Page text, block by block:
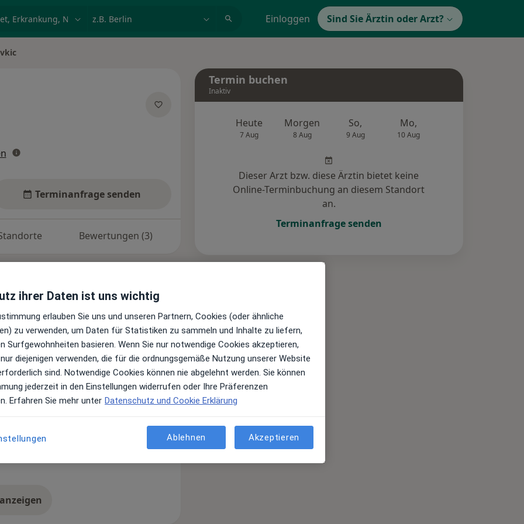
Einloggen Sind Sie Ärztin oder Arzt?
Terminanfrage senden
Bewertungen (3)
Facharzt habe ich es mir zur
Ihre Gesundheit zur Seite zu stehen.
Unsicherheit und Sorgen
Mensch im Mittelpunkt meiner
und Ihre Anliegen zu
und lassen Sie uns
gründlich beleuchten.
(COPD)
Erfahrungen
Termin buchen
Inaktiv
Heute
7 Aug
Morgen
8 Aug
So,
9 Aug
Mo,
10 Aug
Dieser Arzt bzw. diese Ärztin bietet keine
Online-Terminbuchung an diesem Standort
an.
Terminanfrage senden
ihrer Daten ist uns wichtig
erlauben Sie uns und unseren Partnern, Cookies (oder ähnliche
zu verwenden, um Daten für Statistiken zu sammeln und Inhalte zu liefern,
Surfgewohnheiten basieren. Wenn Sie nur notwendige Cookies akzeptieren,
diejenigen verwenden, die für die ordnungsgemäße Nutzung unserer Website
sind. Notwendige Cookies können nie abgelehnt werden. Sie können
jederzeit in den Einstellungen widerrufen oder Ihre Präferenzen
Erfahren Sie mehr unter Datenschutz und Cookie Erklärung
Ablehnen Akzeptieren